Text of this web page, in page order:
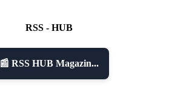
RSS - HUB
📰 RSS HUB Magazin...